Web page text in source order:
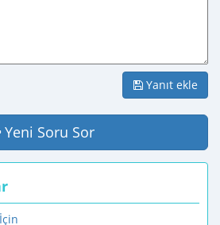
Yanıt ekle
Yeni Soru Sor